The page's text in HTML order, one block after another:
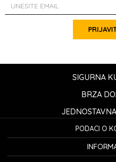
SIGURNA
BRZA
PODACI O
K...G...